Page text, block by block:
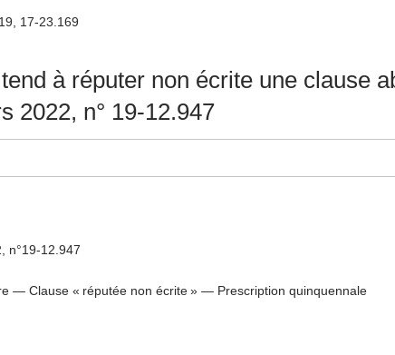
17-23.169
à réputer non écrite une clause
2022, n° 19-12.947
n°19-12.947
— Clause « réputée non écrite » — Prescription quinquennale